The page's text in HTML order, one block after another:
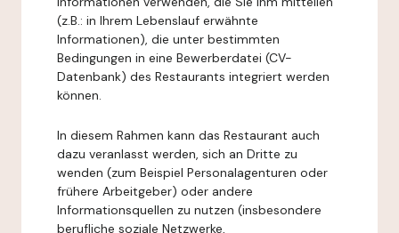
(z.B.: in Ihrem Lebenslauf erwähnte
Informationen), die unter bestimmten
Bedingungen in eine Bewerberdatei (CV-
Datenbank) des Restaurants integriert werden
können.
In diesem Rahmen kann das Restaurant auch
dazu veranlasst werden, sich an Dritte zu
wenden (zum Beispiel Personalagenturen oder
frühere Arbeitgeber) oder andere
Informationsquellen zu nutzen (insbesondere
berufliche soziale Netzwerke,